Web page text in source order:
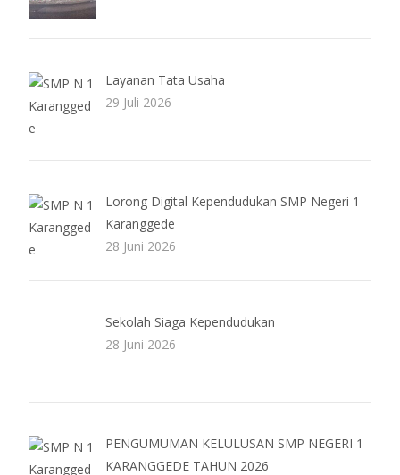
Layanan Tata Usaha
29 Juli 2026
Lorong Digital Kependudukan SMP Negeri 1
Karanggede
28 Juni 2026
Sekolah Siaga Kependudukan
28 Juni 2026
PENGUMUMAN KELULUSAN SMP NEGERI 1
KARANGGEDE TAHUN 2026